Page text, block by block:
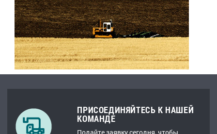
ПРИСОЕДИНЯЙТЕСЬ К НАШЕЙ
КОМАНДЕ